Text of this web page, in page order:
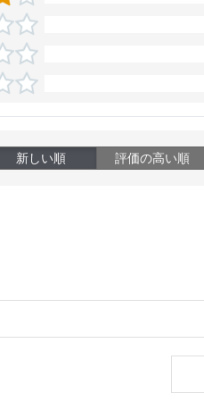
新しい順 評価の高い順